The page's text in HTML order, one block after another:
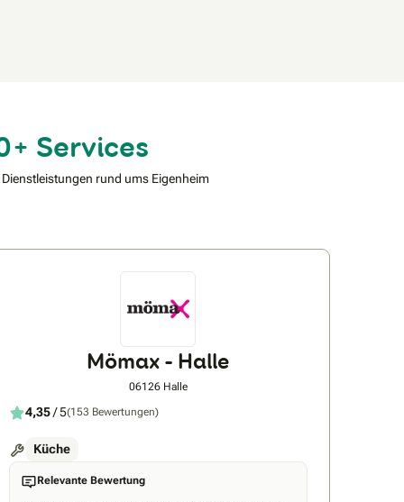
Services
rund ums Eigenheim
Mömax - Halle
06126 Halle
4,35/ 5(153 Bewertungen)
Küche
Relevante Bewertung